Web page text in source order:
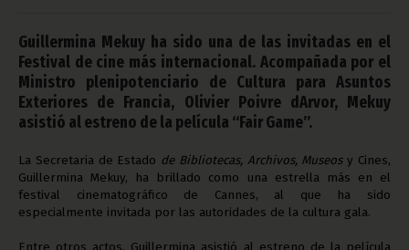
Guillermina Mekuy ha sido una de las invitadas en el
Festival de cine más internacional. Acompañada por el
Ministro plenipotenciario de Cultura para Asuntos
Exteriores de Francia, Olivier Poivre dArvor, Mekuy
asistió al estreno de la película “Fair Game”.
La Secretaria de Estado de Bibliotecas, Archivos, Museosy Cines,
Guillermina Mekuy, ha brillado como una estrella más en el
festival cinematográfico de Cannes, al que ha sido
especialmente invitada por las autoridades de la cultura gala.
Entre otros actos, Guillermina asistió al estreno de la película